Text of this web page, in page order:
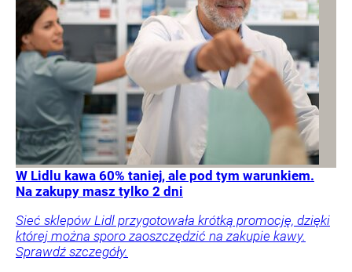
W Lidlu kawa 60% taniej, ale pod tym warunkiem.
Na zakupy masz tylko 2 dni
Sieć sklepów Lidl przygotowała krótką promocję, dzięki
której można sporo zaoszczędzić na zakupie kawy.
Sprawdź szczegóły.